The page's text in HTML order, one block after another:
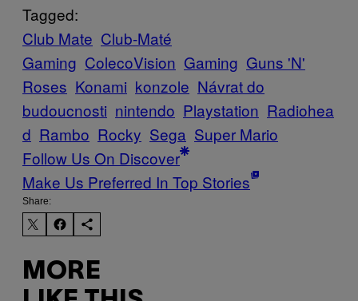
Tagged:
Club Mate Club-Maté
Gaming ColecoVision Gaming Guns 'N'
Roses Konami konzole Návrat do
budoucnosti nintendo Playstation Radiohea
d Rambo Rocky Sega Super Mario
Follow Us On Discover
Make Us Preferred In Top Stories
Share:
MORE